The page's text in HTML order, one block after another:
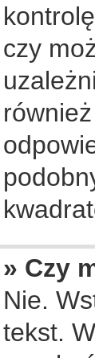
czy
» Czy
Nie.
tekst.